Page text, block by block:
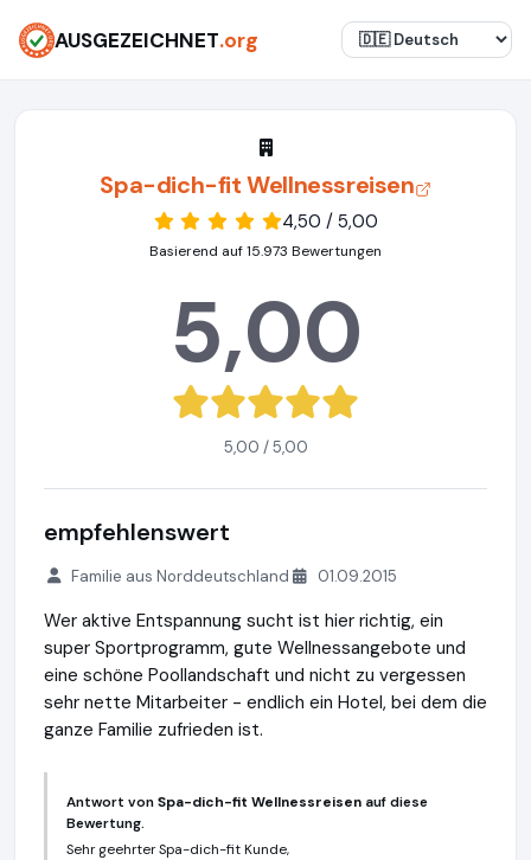
AUSGEZEICHNET.org
Spa-dich-fit Wellnessreisen
4,50 / 5,00
Basierend auf 15.973 Bewertungen
5,00
5,00 / 5,00
empfehlenswert
Familie aus Norddeutschland 01.09.2015
Wer aktive Entspannung sucht ist hier richtig, ein
super Sportprogramm, gute Wellnessangebote und
eine schöne Poollandschaft und nicht zu vergessen
sehr nette Mitarbeiter - endlich ein Hotel, bei dem die
ganze Familie zufrieden ist.
Antwort vonSpa-dich-fit Wellnessreisen auf diese
Bewertung.
Sehr geehrter Spa-dich-fit Kunde,